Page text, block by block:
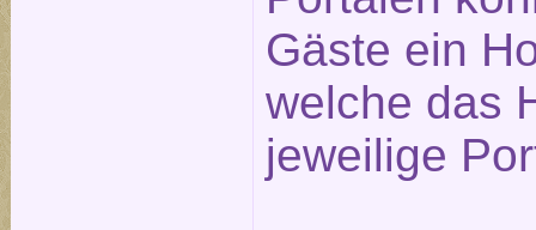
Gäste ein
welche das
jeweilige